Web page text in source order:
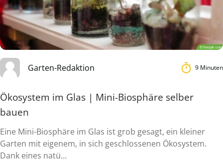
Garten-Redaktion 9 Minuten
Ökosystem im Glas | Mini-Biosphäre selber
bauen
Eine Mini-Biosphäre im Glas ist grob gesagt, ein kleiner
Garten mit eigenem, in sich geschlossenen Ökosystem.
Dank eines natü...